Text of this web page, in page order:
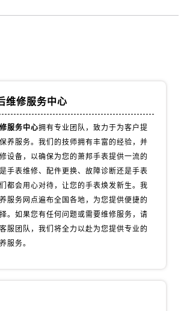
维修服务中心
服务中心拥有专业团队，致力于为客户提
养服务。我们的技师拥有丰富的经验，并
设备，以确保为您的萧邦手表提供一流的
手表维修、配件更换、故障诊断还是手表
都会用心对待，让您的手表焕发新生。我
服务网点遍布全国各地，为您提供便捷的
。如果您有任何问题或需要维修服务，请
服团队，我们将全力以赴为您提供专业的
服务。